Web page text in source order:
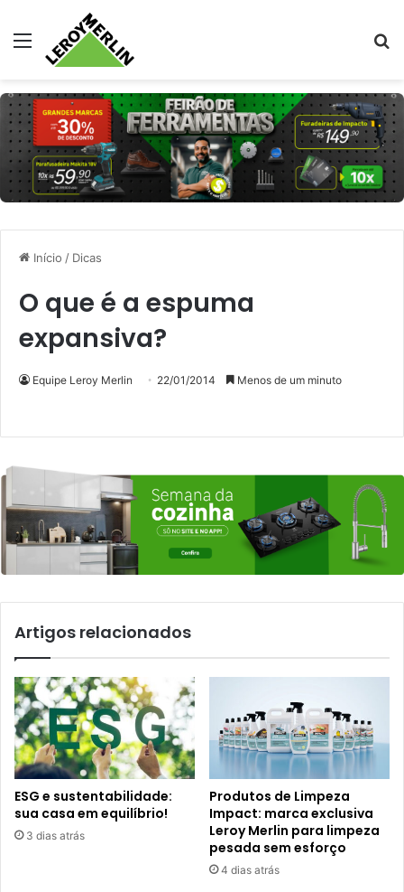
Menu
Início / Dicas
O que é a espuma
expansiva?
Equipe Leroy Merlin 22/01/2014 Menos de um minuto
Artigos relacionados
ESG e sustentabilidade:
sua casa em equilíbrio!
3 dias atrás
Produtos de Limpeza
Impact: marca exclusiva
Leroy Merlin para limpeza
pesada sem esforço
4 dias atrás